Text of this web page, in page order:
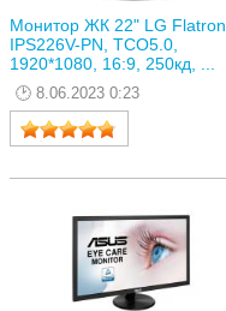
Монитор ЖК 22" LG Flatron
IPS226V-PN, TCO5.0,
1920*1080, 16:9, 250кд, ...
8.06.2023 0:23